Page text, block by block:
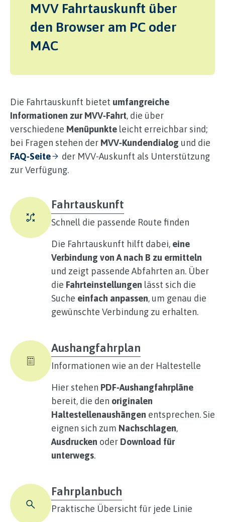
MVV Fahrtauskunft über
den Browser am PC oder
MAC
Die Fahrtauskunft bietet umfangreiche
Informationen zur MVV‑Fahrt, die über
verschiedene Menüpunkte leicht erreichbar sind;
bei Fragen stehen der MVV‑Kundendialog und die
FAQ‑Seite
der MVV‑Auskunft als Unterstützung
zur Verfügung.
Fahrtauskunft
Schnell die passende Route finden
Die Fahrtauskunft hilft dabei, eine
Verbindung von A nach B zu ermitteln
und zeigt passende Abfahrten an. Über
die Fahrteinstellungen lässt sich die
Suche einfach anpassen, um genau die
gewünschte Verbindung zu erhalten.
Aushangfahrplan
Informationen wie an der Haltestelle
Hier stehen PDF‑Aushangfahrpläne
bereit, die den originalen
Haltestellenaushängen entsprechen. Sie
eignen sich zum Nachschlagen,
Ausdrucken oder Download für
unterwegs.
Fahrplanbuch
Praktische Übersicht für jede Linie